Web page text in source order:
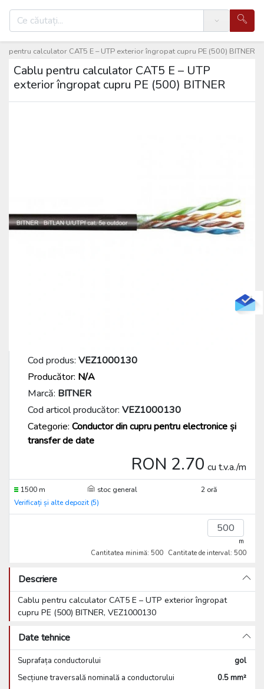
Search
pentru calculator CAT5 E – UTP exterior îngropat cupru PE (500) BITNER
Cablu pentru calculator CAT5 E – UTP
exterior îngropat cupru PE (500) BITNER
Cod produs: VEZ1000130
Producător: N/A
Marcă: BITNER
Cod articol producător: VEZ1000130
Categorie: Conductor din cupru pentru electronice și
transfer de date
RON 2.70 cu t.v.a./m
1500 m stoc general
2 oră
Verificați și alte depozit (5)
m
Cantitatea minimă: 500 Cantitate de interval: 500
Descriere
Cablu pentru calculator CAT5 E – UTP exterior îngropat
cupru PE (500) BITNER, VEZ1000130
Date tehnice
Suprafața conductorului
gol
Secțiune traversală nominală a conductorului
0.5 mm²